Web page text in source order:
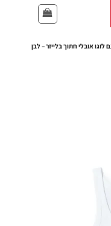
לוגו אובלי חתוך בלייזר – לבן